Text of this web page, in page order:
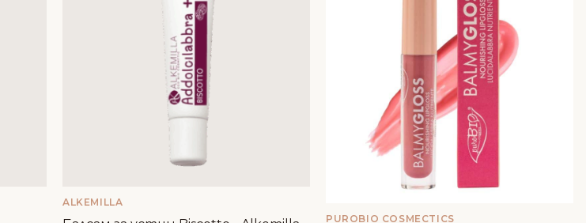
ALKEMILLA
PUROBIO COSMECTICS